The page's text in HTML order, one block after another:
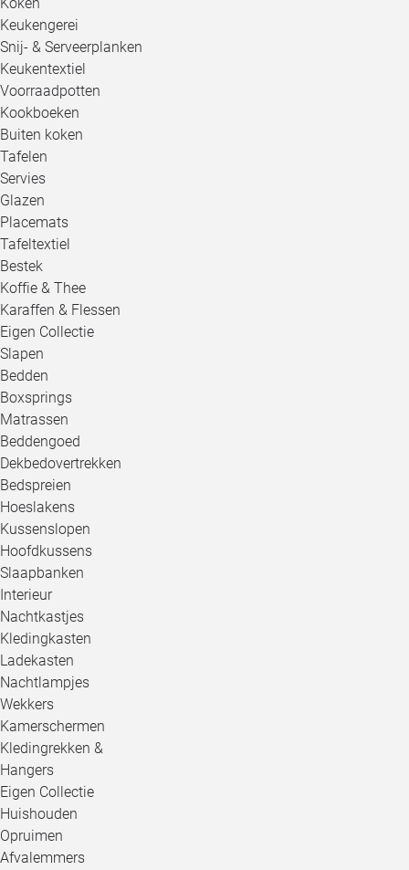
Keukengerei
Snij- & Serveerplanken
Keukentextiel
Voorraadpotten
Kookboeken
Buiten koken
Tafelen
Servies
Glazen
Placemats
Tafeltextiel
Bestek
Koffie & Thee
Karaffen & Flessen
Eigen Collectie
Slapen
Bedden
Boxsprings
Matrassen
Beddengoed
Dekbedovertrekken
Bedspreien
Hoeslakens
Kussenslopen
Hoofdkussens
Slaapbanken
Interieur
Nachtkastjes
Kledingkasten
Ladekasten
Nachtlampjes
Wekkers
Kamerschermen
Kledingrekken &
Hangers
Eigen Collectie
Huishouden
Opruimen
Afvalemmers